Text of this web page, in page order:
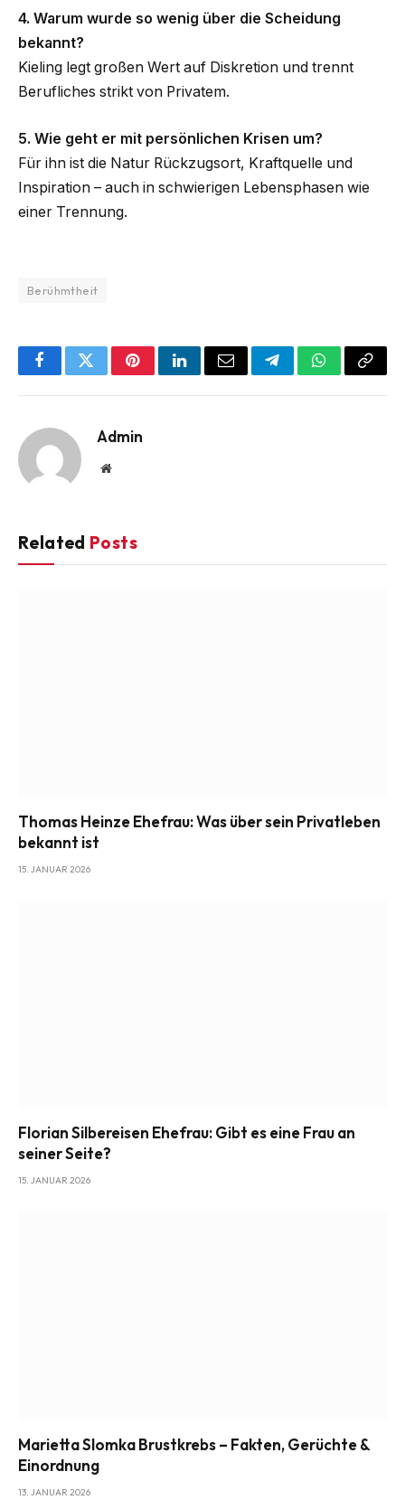
4. Warum wurde so wenig über die Scheidung
bekannt?
Kieling legt großen Wert auf Diskretion und trennt
Berufliches strikt von Privatem.
5. Wie geht er mit persönlichen Krisen um?
Für ihn ist die Natur Rückzugsort, Kraftquelle und
Inspiration – auch in schwierigen Lebensphasen wie
einer Trennung.
Berühmtheit
FacebookTwitterPinterestLinkedInEmail TelegramWhatsApp
Copy
Admin
Website
Related Posts
Thomas Heinze Ehefrau: Was über sein Privatleben
bekannt ist
15. JANUAR 2026
Florian Silbereisen Ehefrau: Gibt es eine Frau an
seiner Seite?
15. JANUAR 2026
Marietta Slomka Brustkrebs – Fakten, Gerüchte &
Einordnung
13. JANUAR 2026